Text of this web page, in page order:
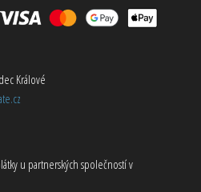
Králové
u partnerských společností v